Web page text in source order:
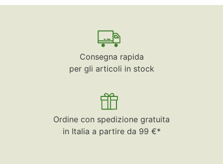
Consegna rapida
per gli articoli in stock
Ordine con spedizione gratuita
in Italia a partire da 99 €*